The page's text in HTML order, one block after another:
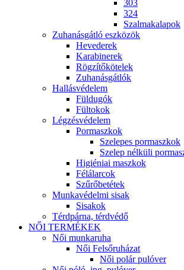
303
324
Szalmakalapok
Zuhanásgátló eszközök
Hevederek
Karabinerek
Rögzítőkötelek
Zuhanásgátlók
Hallásvédelem
Füldugók
Fültokok
Légzésvédelem
Pormaszkok
Szelepes pormaszkok
Szelep nélküli
Higiéniai maszkok
Félálarcok
Szűrőbetétek
Munkavédelmi sisak
Sisakok
Térdpárna, térdvédő
NŐI TERMÉKEK
Női munkaruha
Női Felsőruházat
Női polár pulóver